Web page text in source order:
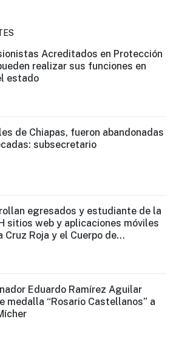
Acreditados en Protección
realizar sus funciones en
estado
de Chiapas, fueron abandonadas
subsecretario
egresados y estudiante de la
sitios web y aplicaciones móviles
Cruz Roja y el Cuerpo de
de Tapachula
Eduardo Ramírez Aguilar
medalla “Rosario Castellanos” a